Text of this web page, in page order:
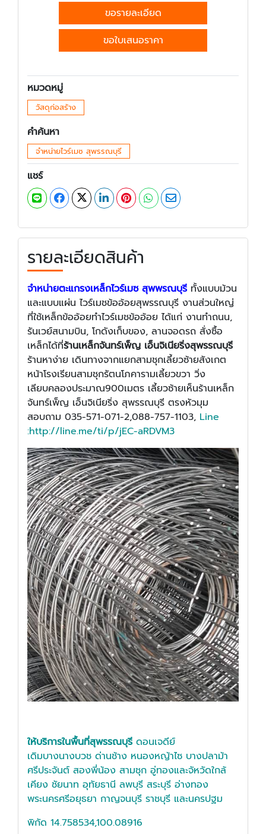
ขอรายละเอียด
ขอใบเสนอราคา
หมวดหมู่
วัสดุก่อสร้าง
คำค้นหา
จำหน่ายไวร์เมซ สุพรรณบุรี
แชร์
รายละเอียดสินค้า
จำหน่ายตะแกรงเหล็กไวร์เมซสุพพรณบุรี ทั้งแบบม้วน
และแบบแผ่น ไวร์เมชข้ออ้อยสุพรรณบุรี งานส่วนใหญ่
ที่ใช้เหล็กข้ออ้อยทำไวร์เมชข้ออ้อย ได้แก่ งานทำถนน,
รันเวย์สนามบิน, โกดังเก็บของ, ลานจอดรถ สั่งซื้อ
เหล็กได้ที่ร้านเหล็กจันทร์เพ็ญ เอ็นจิเนียริ่งสุพรรณบุรี
ร้านหาง่าย เดินทางจากแยกสามชุกเลี้ยวซ้ายสังเกต
หน้าโรงเรียนสามชุกรัตนโภคารามเลี้ยวขวา วิ่ง
เลียบคลองประมาณ900เมตร เลี้ยวซ้ายเห็นร้านเหล็ก
จันทร์เพ็ญ เอ็นจิเนียริ่ง สุพรรณบุรี ตรงหัวมุม
สอบถาม 035-571-071-2,088-757-1103, Line
:http://line.me/ti/p/jEC-aRDVM3
ให้บริการในพื้นที่สุพรรณบุรี ดอนเจดีย์
เดิมบางนางบวช ด่านช้าง หนองหญ้าไซ บางปลาม้า
ศรีประจันต์ สองพี่น้อง สามชุก อู่ทองและจัหวัดใกล้
เคียง ชัยนาท อุทัยธานี ลพบุรี สระบุรี อ่างทอง
พระนครศรีอยุธยา กาญจนบุรี ราชบุรี และนครปฐม
พิกัด 14.758534,100.08916